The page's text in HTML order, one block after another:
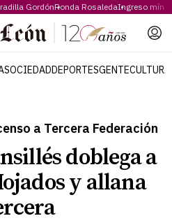
GordónRonda RosaledaIngreso
SOCIEDADDEPORTESGENTECULTURA
a Tercera Federación
doblega a
y allana